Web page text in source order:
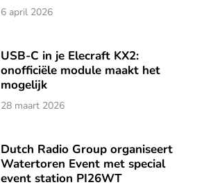
6 april 2026
USB-C in je Elecraft KX2:
onofficiële module maakt het
mogelijk
28 maart 2026
Dutch Radio Group organiseert
Watertoren Event met special
event station PI26WT